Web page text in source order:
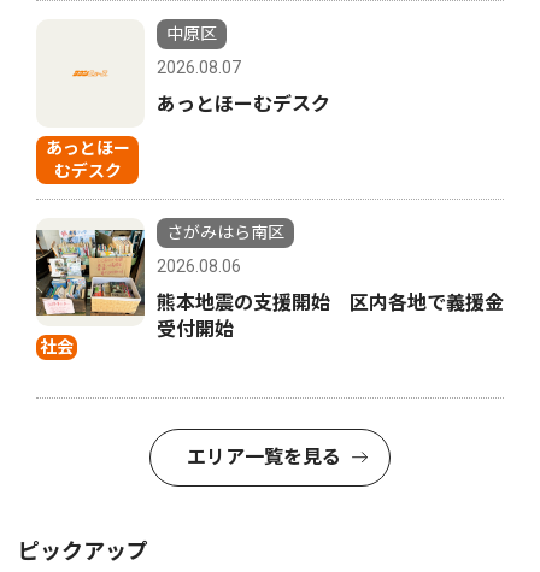
あっとほー
むデスク
中原区
2026.08.07
あっとほーむデスク
社会
さがみはら南区
2026.08.06
熊本地震の支援開始 区内各地で義援金
受付開始
エリア一覧を見る
ピックアップ